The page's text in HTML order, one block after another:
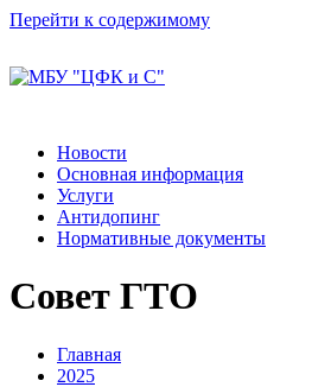
Перейти к содержимому
Новости
Основная информация
Услуги
Антидопинг
Нормативные документы
Совет ГТО
Главная
2025